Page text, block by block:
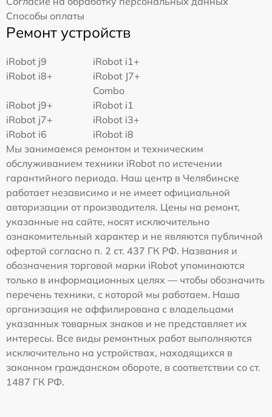
Способы оплаты
Ремонт устройств
iRobot j9
iRobot i1+
iRobot i8+
iRobot J7+
Combo
iRobot j9+
iRobot i1
iRobot j7+
iRobot i3+
iRobot i6
iRobot i8
Мы занимаемся ремонтом и техническим
обслуживанием техники iRobot по истечении
гарантийного периода. Наш центр в Челябинске
работает независимо и не имеет официальной
авторизации от производителя. Цены на ремонт,
указанные на сайте, носят исключительно
ознакомительный характер и не являются публичной
офертой согласно п. 2 ст. 437 ГК РФ. Названия и
обозначения торговой марки iRobot упоминаются
только в информационных целях — чтобы обозначить
перечень техники, с которой мы работаем. Наша
организация не аффилирована с владельцами
указанных товарных знаков и не представляет их
интересы. Все виды ремонтных работ выполняются
исключительно на устройствах, находящихся в
законном гражданском обороте, в соответствии со ст.
1487 ГК РФ.